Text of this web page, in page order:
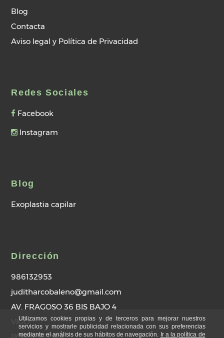
Blog
Contacta
Aviso legal y Política de Privacidad
Redes Sociales
Facebook
Instagram
Blog
Exoplastia capilar
Dirección
986132953
juditharcobaleno@gmail.com
AV. FRAGOSO 36 BIS BAJO 4
VIGO
Utilizamos cookies propias y de terceros para mejorar nuestros
servicios y mostrarle publicidad relacionada con sus preferencias
mediante el análisis de sus hábitos de navegación. Ir a la política de